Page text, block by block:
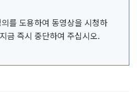
를 도용하여 동영상을 시청하
금 즉시 중단하여 주십시오.